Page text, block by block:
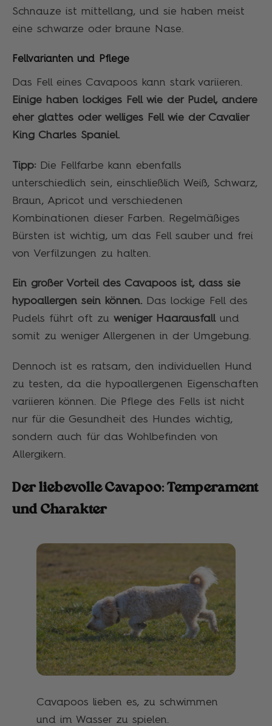
Schnauze ist mittellang, und sie haben meist
eine schwarze oder braune Nase.
Fellvarianten und Pflege
Das Fell eines Cavapoos kann stark variieren.
Einige haben lockiges Fell wie der Pudel, andere
eher glattes oder welliges Fell wie der Cavalier
King Charles Spaniel.
Tipp: Die Fellfarbe kann ebenfalls
unterschiedlich sein, einschließlich Weiß, Schwarz,
Braun, Apricot und verschiedenen
Kombinationen dieser Farben. Regelmäßiges
Bürsten ist wichtig, um das Fell sauber und frei
von Verfilzungen zu halten.
Ein großer Vorteil des Cavapoos ist, dass sie
hypoallergen sein können. Das lockige Fell des
Pudels führt oft zuweniger Haarausfallund
somit zu weniger Allergenen in der Umgebung.
Dennoch ist es ratsam, den individuellen Hund
zu testen, da die hypoallergenen Eigenschaften
variieren können. Die Pflege des Fells ist nicht
nur für die Gesundheit des Hundes wichtig,
sondern auch für das Wohlbefinden von
Allergikern.
Der liebevolle Cavapoo: Temperament
und Charakter
Cavapoos lieben es, zu schwimmen
und im Wasser zu spielen.